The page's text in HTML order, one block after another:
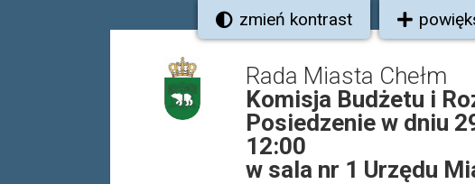
zmień kontrast
Rada Miasta Chełm
Komisja Budżetu i
Posiedzenie w dniu
12:00
w sala nr 1 Urzędu